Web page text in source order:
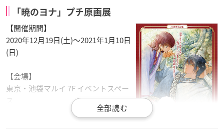
「暁のヨナ」プチ原画展
【開催期間】
2020年12月19日(土)〜2021年1月10日
(日)
【会場】
東京・池袋マルイ 7F イベントスペー